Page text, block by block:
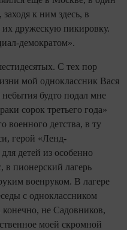
к ним здесь, в
их дружескую пикировку.
демократом».
С тех пор
мой одноклассник Вася
будто подал мне
сорок третьего года»
военного детства, в ту
герой «Ленд-
детей из особенно
в пионерский лагерь
военруком. В лагере
с одноклассником
не Садовников,
моей скромной